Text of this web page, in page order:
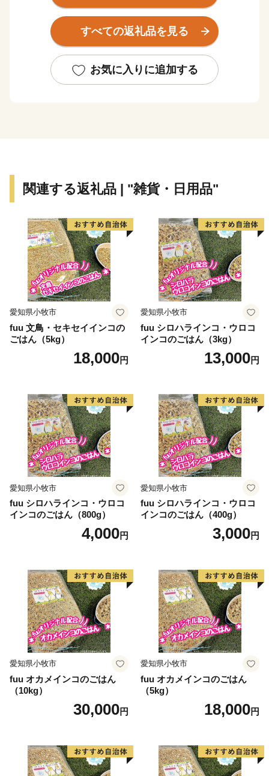
遠く故郷を離れてお住まいの皆さん、当市の自然や歴
史・文化を愛される皆さん、ふるさと納税を通じて伊那
市のまちづくりにご参加いただければ幸いです。
すべての返礼品を見る
お気に入りに追加する
関連する返礼品 | "雑貨・日用品"
愛知県小牧市
fuu 文鳥・セキセイインコの
ごはん（5kg）
18,000円
愛知県小牧市
fuu シロハラインコ・ウロコ
インコのごはん（3kg）
13,000円
愛知県小牧市
fuu シロハラインコ・ウロコ
インコのごはん（800g）
4,000円
愛知県小牧市
fuu シロハラインコ・ウロコ
インコのごはん（400g）
3,000円
愛知県小牧市
fuu オカメインコのごはん
（10kg）
30,000円
愛知県小牧市
fuu オカメインコのごはん
（5kg）
18,000円